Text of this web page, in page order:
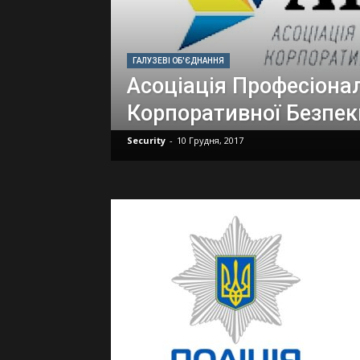
ГАЛУЗЕВІ ОБ'ЄДНАННЯ
Асоціація
Корпоративної
Security - 10 Грудня, 2017